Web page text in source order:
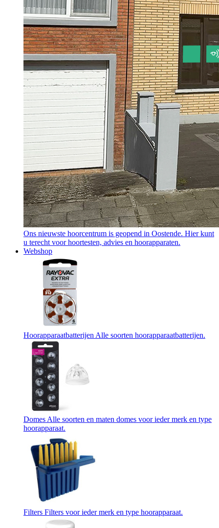
Ons nieuwste hoorcentrum is geopend in Oostende. Hier kunt
u terecht voor hoortesten, advies en hoorapparaten.
Webshop
Hoorapparaatbatterijen Alle soorten hoorapparaatbatterijen.
Domes Alle soorten en maten domes voor ieder merk en type
hoorapparaat.
Filters Filters voor ieder merk en type hoorapparaat.